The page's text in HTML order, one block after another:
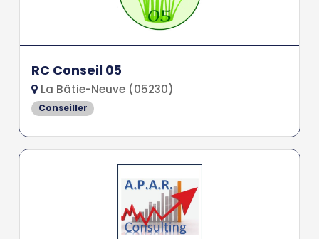
RC Conseil 05
La Bâtie-Neuve (05230)
Conseiller